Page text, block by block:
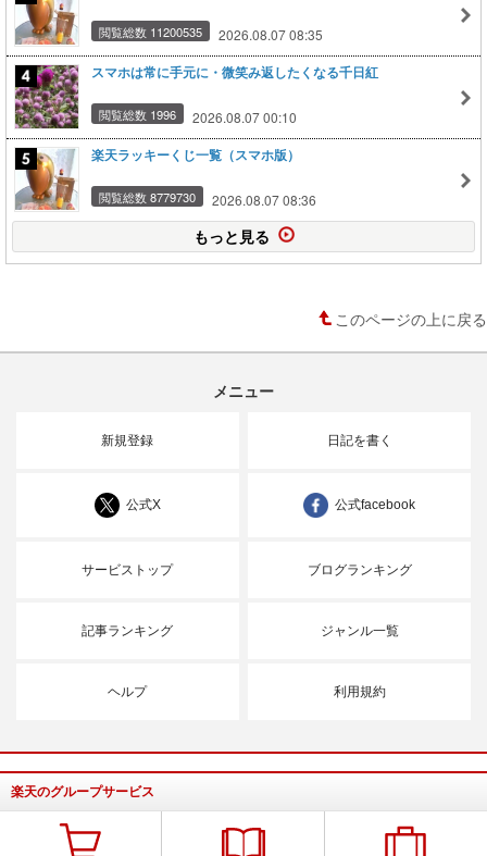
閲覧総数 11200535 2026.08.07 08:35
スマホは常に手元に・微笑み返したくなる千日紅
閲覧総数 1996 2026.08.07 00:10
楽天ラッキーくじ一覧（スマホ版）
閲覧総数 8779730 2026.08.07 08:36
もっと見る
このページの上に戻る
メニュー
新規登録 日記を書く
公式X 公式facebook
サービストップ ブログランキング
記事ランキング ジャンル一覧
ヘルプ 利用規約
楽天のグループサービス